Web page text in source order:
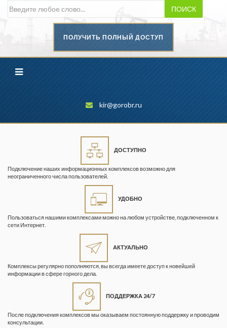
ПОИСК
ПОЛУЧИТЬ ПОЛНЫЙ ДОСТУП
kir@gorobr.ru
ДОСТУПНО
Подключение наших информационных комплексов возможно для
неограниченного числа пользователей.
УДОБНО
Пользоваться нашими комплексами можно на любом устройстве, подключенном к
сети Интернет.
АКТУАЛЬНО
Комплексы регулярно пополняются, вы всегда имеете доступ к новейшей
информации в сфере горного дела.
ПОДДЕРЖКА 24/7
После подключения комплексов мы оказываем постоянную поддержку и проводим
консультации.
промышленности
Геопрофи
Горнопромышленные ведомости
Кузбасса. Информационный
безопасность»
Информационный бюллетень